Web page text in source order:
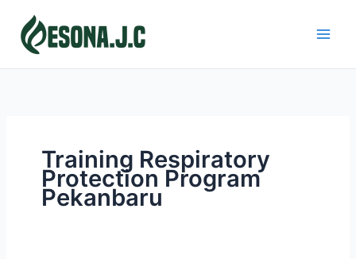
content
Training Respiratory
Protection Program
Pekanbaru